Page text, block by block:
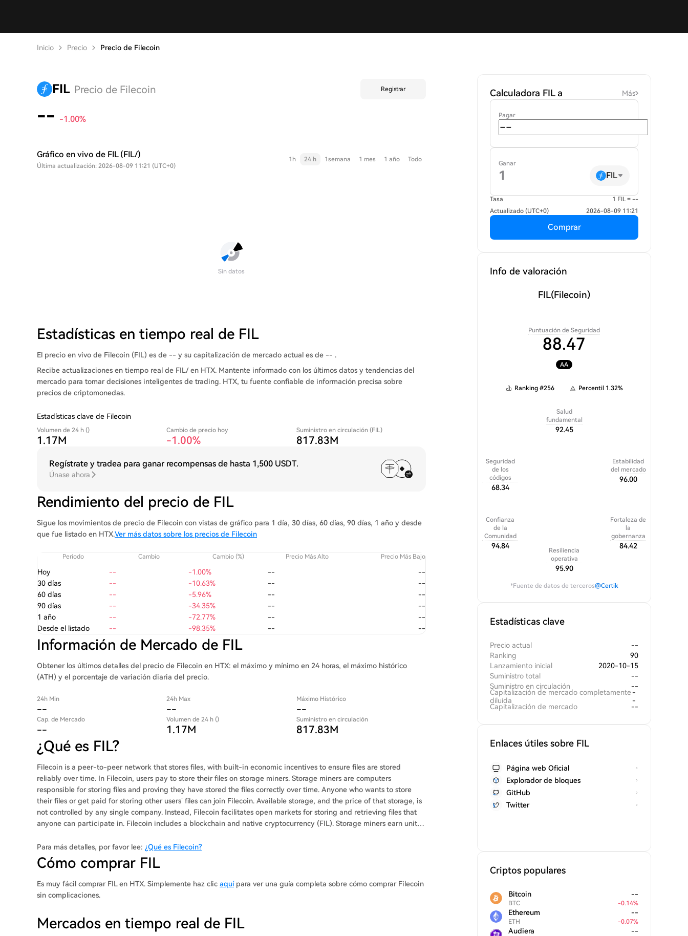
Inicio Precio Precio de Filecoin
FIL Precio de Filecoin Registrar
-- -1.00%
Gráfico en vivo de FIL (FIL/)
Última actualización: 2026-08-09 11:21 (UTC+0)
1h 24 h 1semana 1 mes 1 año Todo
Sin datos
Estadísticas en tiempo real de FIL
El precio en vivo de Filecoin (FIL) es de -- y su capitalización de mercado actual es de -- .
Recibe actualizaciones en tiempo real de FIL/ en HTX. Mantente informado con los últimos datos y tendencias del
mercado para tomar decisiones inteligentes de trading. HTX, tu fuente confiable de información precisa sobre
precios de criptomonedas.
Estadísticas clave de Filecoin
Volumen de 24 h ()
1.17M
Cambio de precio hoy
-1.00%
Suministro en circulación (FIL)
817.83M
Regístrate y tradea para ganar recompensas de hasta 1,500 USDT.
Únase ahora
Rendimiento del precio de FIL
Sigue los movimientos de precio de Filecoin con vistas de gráfico para 1 día, 30 días, 60 días, 90 días, 1 año y desde
que fue listado en HTX.Ver más datos sobre los precios de Filecoin
Periodo Cambio Cambio (%) Precio Más Alto Precio Más Bajo
Hoy -- -1.00% --
--
30 días
-- -10.63% --
--
60 días
-- -5.96% --
--
90 días
-- -34.35% --
--
1 año
-- -72.77% --
--
Desde el listado
-- -98.35% -- --
Información de Mercado de FIL
Obtener los últimos detalles del precio de Filecoin en HTX: el máximo y mínimo en 24 horas, el máximo histórico
(ATH) y el porcentaje de variación diaria del precio.
24h Min
--
24h Max
--
Máximo Histórico
--
Cap. de Mercado
--
Volumen de 24 h ()
1.17M
Suministro en circulación
817.83M
¿Qué es FIL?
Filecoin is a peer-to-peer network that stores files, with built-in economic incentives to ensure files are stored
reliably over time. In Filecoin, users pay to store their files on storage miners. Storage miners are computers
responsible for storing files and proving they have stored the files correctly over time. Anyone who wants to store
their files or get paid for storing other users’ files can join Filecoin. Available storage, and the price of that storage, is
not controlled by any single company. Instead, Filecoin facilitates open markets for storing and retrieving files that
anyone can participate in. Filecoin includes a blockchain and native cryptocurrency (FIL). Storage miners earn units
storage miners that they are storing their files correctly.
Para más detalles, por favor lee: ¿Qué es Filecoin?
Cómo comprar FIL
Es muy fácil comprar FIL en HTX. Simplemente haz clic aquípara ver una guía completa sobre cómo comprar Filecoin
sin complicaciones.
Mercados en tiempo real de FIL
Calculadora FIL a Más
Pagar
Ganar
FIL
Tasa
1 FIL = --
Actualizado (UTC+0)
2026-08-09 11:21
Comprar
Info de valoración
FIL(Filecoin)
Puntuación de Seguridad
88.47
AA
Ranking #256 Percentil 1.32%
Salud
fundamental
92.45
Seguridad
de los
códigos
68.34
Confianza
de la
Comunidad
94.84
Resiliencia
operativa
95.90
Fortaleza de
la
gobernanza
84.42
Estabilidad
del mercado
96.00
*Fuente de datos de terceros@Certik
Estadísticas clave
Precio actual
--
Ranking
90
Lanzamiento inicial
2020-10-15
Suministro total
--
Suministro en circulación
--
Capitalización de mercado completamente
diluida
-
-
Capitalización de mercado --
Enlaces útiles sobre FIL
Página web Oficial
Explorador de bloques
GitHub
Twitter
Criptos populares
Bitcoin
BTC
--
-0.14%
Ethereum
ETH
--
-0.07%
Audiera --